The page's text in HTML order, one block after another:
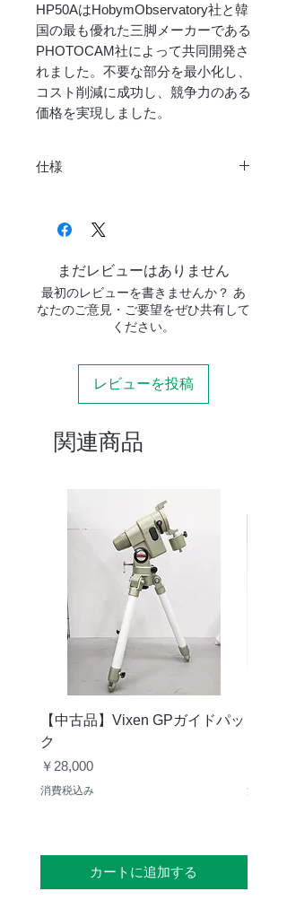
HP50AはHobymObservatory社と韓
国の最も優れた三脚メーカーである
PHOTOCAM社によって共同開発さ
れました。不要な部分を最小化し、
コスト削減に成功し、競争力のある
価格を実現しました。​​
仕様
材質
重量 8kg
ピラーアップ時
1300mm
ピラーダウン時
1150mm
1段時の高さ
折り畳み長（ピ
ラーダウン）
680mm
パイプ外径 最
48mm/44mm
段数 2段
まだレビューはありません
最初のレビューを書きませんか？ あ
なたのご意見・ご要望をぜひ共有して
ください。
レビューを投稿
関連商品
【中古品】Vixen GPガイドパッ
ク
価格
￥28,000
消費税込み
カートに追加する
消費税込